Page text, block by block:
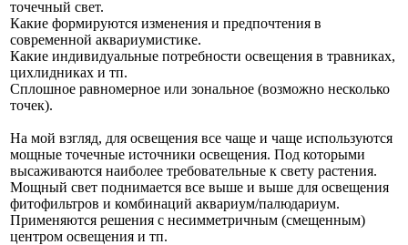
точечный свет.
Какие формируются изменения и предпочтения в
современной аквариумистике.
Какие индивидуальные потребности освещения в травниках,
цихлидниках и тп.
Сплошное равномерное или зональное (возможно несколько
точек).
На мой взгляд, для освещения все чаще и чаще используются
мощные точечные источники освещения. Под которыми
высаживаются наиболее требовательные к свету растения.
Мощный свет поднимается все выше и выше для освещения
фитофильтров и комбинаций аквариум/палюдариум.
Применяются решения с несимметричным (смещенным)
центром освещения и тп.